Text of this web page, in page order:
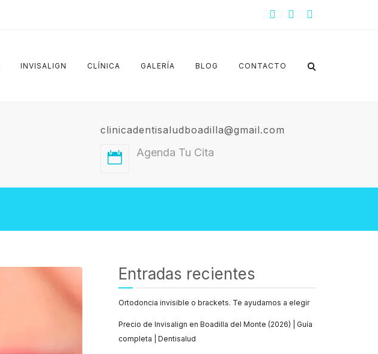
INVISALIGN CLÍNICA GALERÍA BLOG CONTACTO
clinicadentisaludboadilla@gmail.com
Agenda Tu Cita
Entradas recientes
Ortodoncia invisible o brackets. Te ayudamos a elegir
Precio de Invisalign en Boadilla del Monte (2026) | Guía
completa | Dentisalud